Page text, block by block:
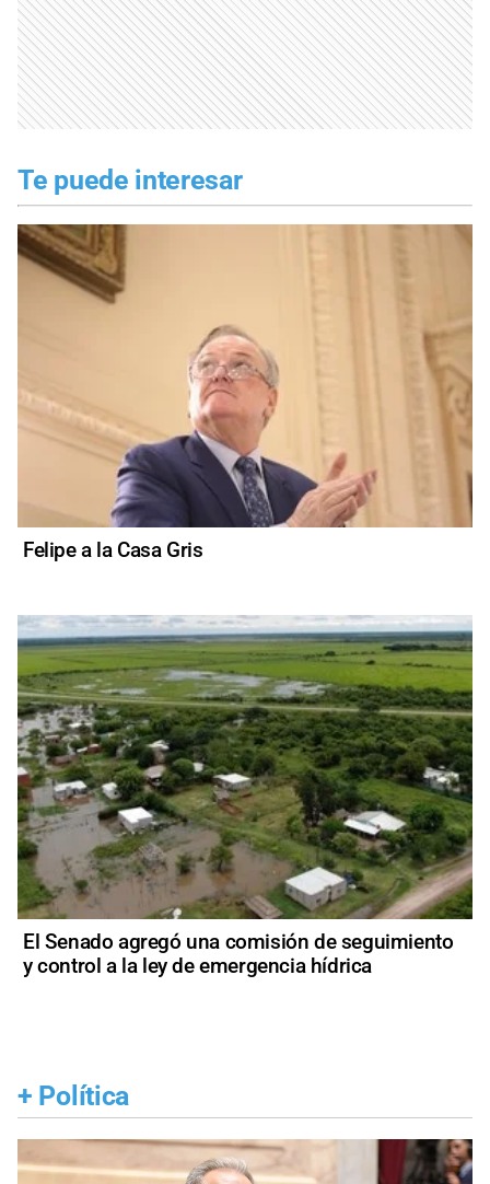
Te puede interesar
Felipe a la Casa Gris
El Senado agregó una comisión de seguimiento
y control a la ley de emergencia hídrica
+ Política